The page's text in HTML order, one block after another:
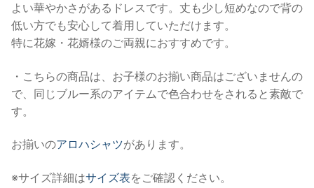
よい華やかさがあるドレスです。丈も少し短めなので背の
低い方でも安心して着用していただけます。
特に花嫁・花婿様のご両親におすすめです。
・こちらの商品は、お子様のお揃い商品はございませんの
で、同じブルー系のアイテムで色合わせをされると素敵で
す。
お揃いのアロハシャツがあります。
※サイズ詳細はサイズ表をご確認ください。